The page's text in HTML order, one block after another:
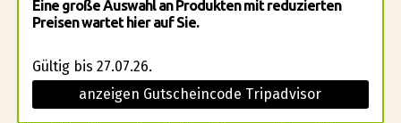
Eine große Auswahl an Produkten mit reduzierten
Preisen wartet hier auf Sie.
Gültig bis 27.07.26.
anzeigen Gutscheincode Tripadvisor